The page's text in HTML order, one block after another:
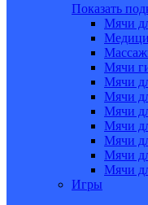
Показать
Мячи
Мячи
Мячи
Мячи
Мячи
Мячи
Мячи
Мячи
Мячи
Игры